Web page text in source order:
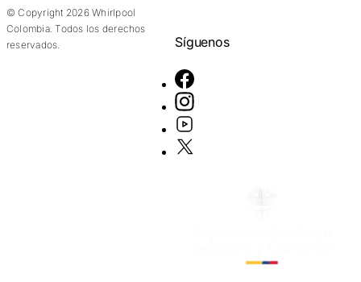
© Copyright 2026 Whirlpool
Colombia. Todos los derechos
reservados.
Síguenos